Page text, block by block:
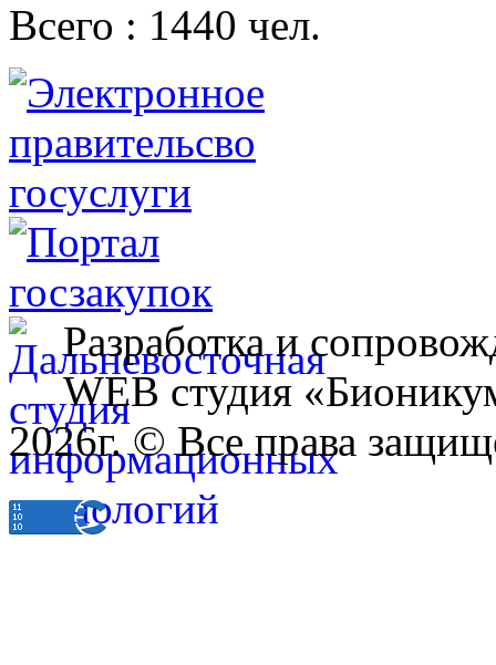
Всего : 1440 чел.
Разработка и
WEB студия
2026г. © Все права